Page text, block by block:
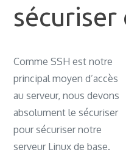
Components:
multiverse
archive-keyring.gpg
Atteint :1
http://
noble InRelease
Atteint :2
sécuriser
Comme SSH est notre
principal moyen d’accès
au serveur, nous devons
absolument le sécuriser
pour sécuriser notre
serveur Linux de base.